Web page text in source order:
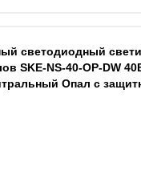
светодиодный
SKE-NS-40-OP-DW
Опал с